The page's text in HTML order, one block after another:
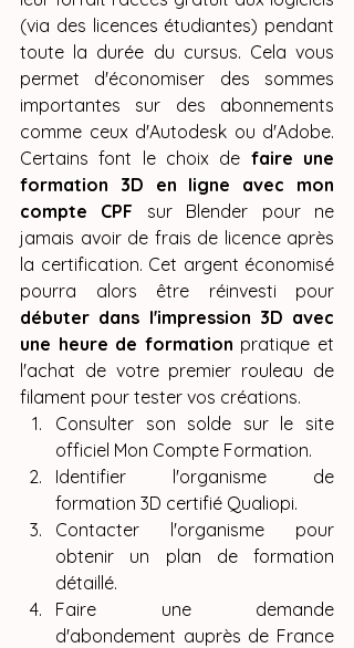
(via des licences étudiantes) pendant
toute la durée du cursus. Cela vous
permet d'économiser des sommes
importantes sur des abonnements
comme ceux d'Autodesk ou d'Adobe.
Certains font le choix de faire une
formation 3D en ligne avec mon
compte CPF sur Blender pour ne
jamais avoir de frais de licence après
la certification. Cet argent économisé
débuter dans l'impression 3D avec
une heure de formation pratique et
l'achat de votre premier rouleau de
filament pour tester vos créations.
Consulter son solde sur le site
officiel Mon Compte Formation.
Identifier l'organisme de
formation 3D certifié Qualiopi.
Contacter l'organisme pour
obtenir un plan de formation
détaillé.
Faire une demande
d'abondement auprès de France